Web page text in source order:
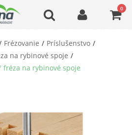
0
Frézovanie
Príslušenstvo
na rybinové spoje
fréza na rybinové spoje